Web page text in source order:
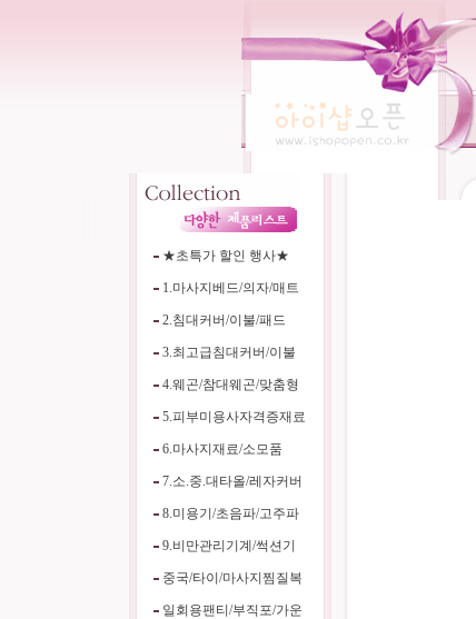
★초특가 할인 행사★
1.마사지베드/의자/매트
2.침대커버/이불/패드
3.최고급침대커버/이불
4.웨곤/참대웨곤/맞춤형
5.피부미용사자격증재료
6.마사지재료/소모품
7.소.중.대타올/레자커버
8.미용기/초음파/고주파
9.비만관리기계/썩션기
중국/타이/마사지찜질복
일회용팬티/부직포/가운